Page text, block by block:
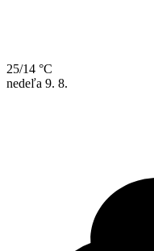
25/14 °C
nedeľa 9. 8.